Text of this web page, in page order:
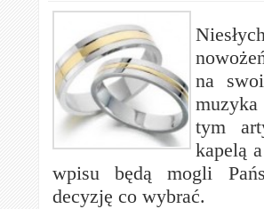
na
muzyka
tym
kapelą
wpisu będą mogli
decyzję co wybrać.